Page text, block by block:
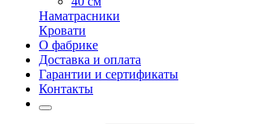
Наматрасники
Кровати
О фабрике
Доставка и оплата
Гарантии и сертификаты
Контакты